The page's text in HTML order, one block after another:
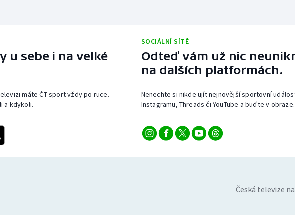
u sebe i na velké
máte ČT sport vždy po ruce.
a kdykoli.
SOCIÁLNÍ SÍTĚ
Odteď vám už nic
na dalších platformách.
Nenechte si nikde ujít nejnovější sportovní
Instagramu, Threads či YouTube a buďte v obraze.
Česká televize